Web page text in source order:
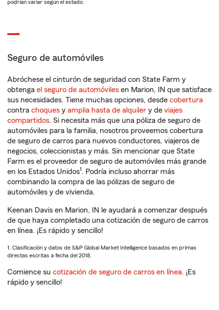
podrían variar según el estado.
Seguro de automóviles
Abróchese el cinturón de seguridad con State Farm y
obtenga el seguro de automóviles en Marion, IN que satisface
sus necesidades. Tiene muchas opciones, desde cobertura
contra choques y amplia hasta de alquiler y de viajes
compartidos. Si necesita más que una póliza de seguro de
automóviles para la familia, nosotros proveemos cobertura
de seguro de carros para nuevos conductores, viajeros de
negocios, coleccionistas y más. Sin mencionar que State
Farm es el proveedor de seguro de automóviles más grande
en los Estados Unidos1. Podría incluso ahorrar más
combinando la compra de las pólizas de seguro de
automóviles y de vivienda.
Keenan Davis en Marion, IN le ayudará a comenzar después
de que haya completado una cotización de seguro de carros
en línea. ¡Es rápido y sencillo!
1. Clasificación y datos de S&P Global Market Intelligence basados en primas
directas escritas a fecha del 2018.
Comience su cotización de seguro de carros en línea. ¡Es
rápido y sencillo!